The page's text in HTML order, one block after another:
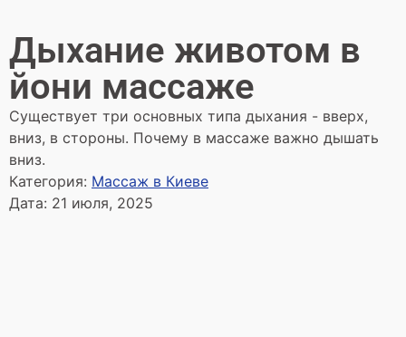
Дыхание животом в
йони массаже
Существует три основных типа дыхания - вверх,
вниз, в стороны. Почему в массаже важно дышать
вниз.
Категория: Массаж в Киеве
Дата: 21 июля, 2025